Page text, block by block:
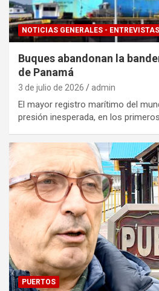
NOTICIAS GENERALES - ENTREVISTAS
Buques abandonan la
de Panamá
3 de julio de 2026 admin
El mayor registro marítimo del
presión inesperada, en los
PUERTOS